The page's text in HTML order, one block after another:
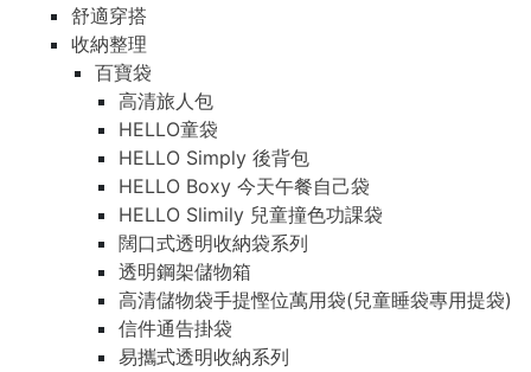
舒適穿搭
收納整理
百寶袋
高清旅人包
HELLO童袋
HELLO Simply 後背包
HELLO Boxy 今天午餐自己袋
HELLO Slimily 兒童撞色功課袋
闊口式透明收納袋系列
透明鋼架儲物箱
高清儲物袋手提慳位萬用袋(兒童睡袋專用提袋)
信件通告掛袋
易攜式透明收納系列